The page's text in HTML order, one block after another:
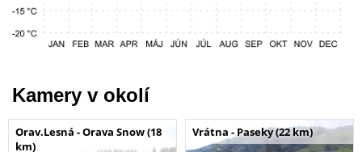
Kamery v okolí
Orav.Lesná - Orava Snow (18
km)
Vrátna - Paseky (22 km)